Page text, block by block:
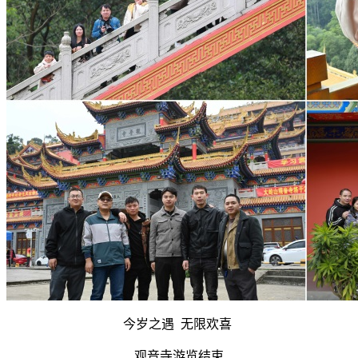
今岁之遇 无限欢喜